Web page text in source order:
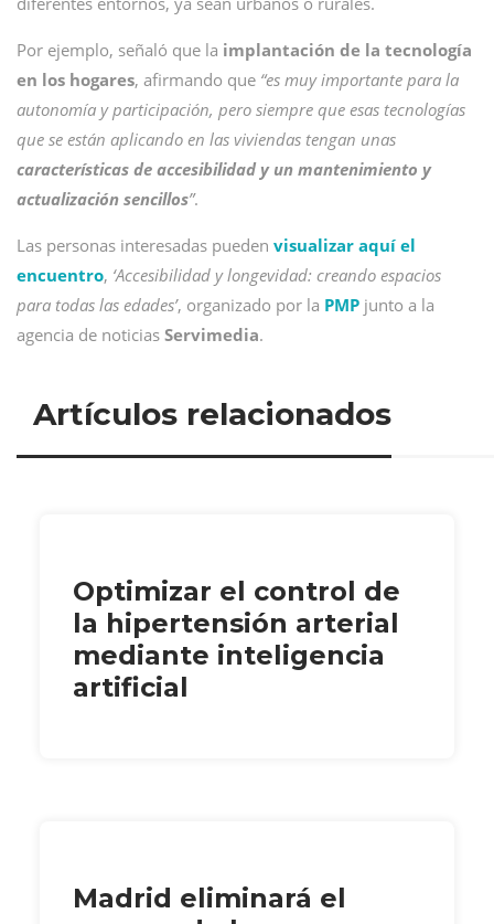
Por ejemplo, señaló que la implantación de la tecnología
en los hogares, afirmando que “es muy importante para la
autonomía y participación, pero siempre que esas tecnologías
que se están aplicando en las viviendas tengan unas
características de accesibilidad y un mantenimiento y
actualización sencillos”.
Las personas interesadas pueden visualizar aquí el
encuentro, ‘Accesibilidad y longevidad: creando espacios
para todas las edades’, organizado por la PMP junto a la
agencia de noticias Servimedia.
Artículos relacionados
Optimizar el control de
la hipertensión arterial
mediante inteligencia
artificial
Madrid eliminará el